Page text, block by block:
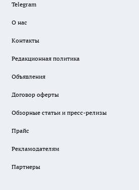
Telegram
О нас
Контакты
Редакционная политика
Объявления
Договор оферты
Обзорные статьи и пресс-релизы
Прайс
Рекламодателям
Партнеры